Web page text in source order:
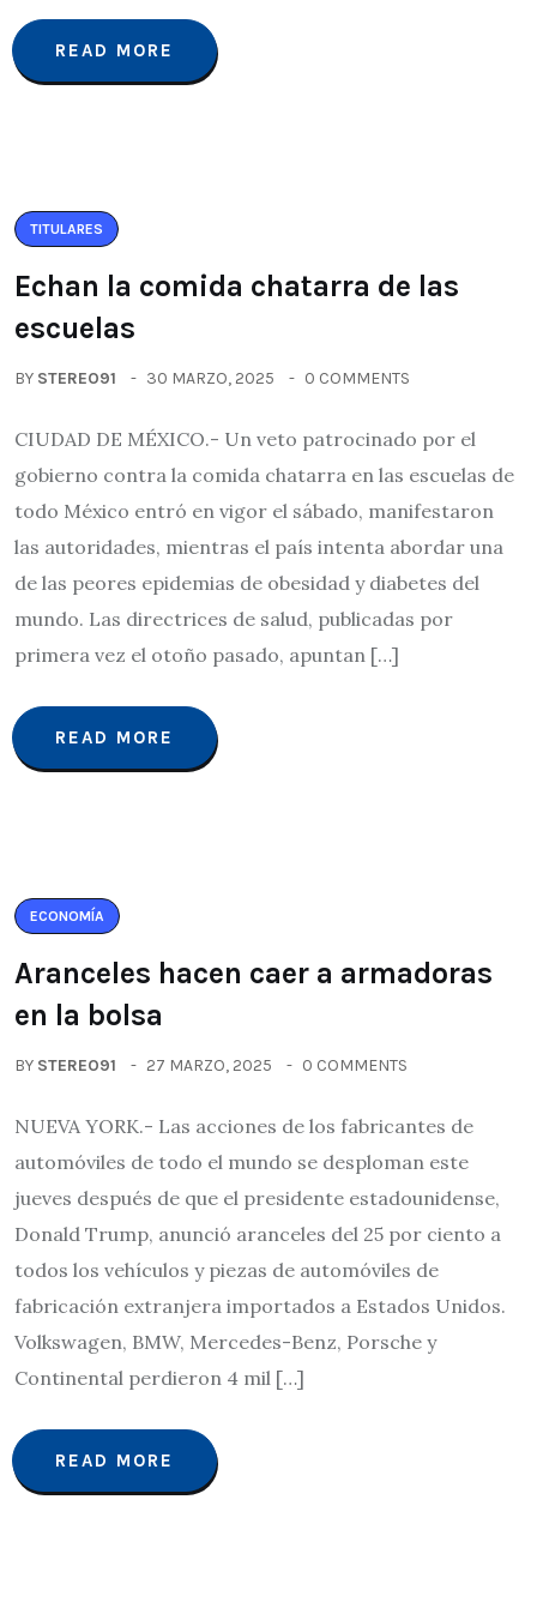
READ MORE
TITULARES
Echan la comida chatarra de las
escuelas
BY STEREO91 30 MARZO, 2025 0 COMMENTS
CIUDAD DE MÉXICO.- Un veto patrocinado por el
gobierno contra la comida chatarra en las escuelas de
todo México entró en vigor el sábado, manifestaron
las autoridades, mientras el país intenta abordar una
de las peores epidemias de obesidad y diabetes del
mundo. Las directrices de salud, publicadas por
primera vez el otoño pasado, apuntan […]
READ MORE
ECONOMÍA
Aranceles hacen caer a armadoras
en la bolsa
BY STEREO91 27 MARZO, 2025 0 COMMENTS
NUEVA YORK.- Las acciones de los fabricantes de
automóviles de todo el mundo se desploman este
jueves después de que el presidente estadounidense,
Donald Trump, anunció aranceles del 25 por ciento a
todos los vehículos y piezas de automóviles de
fabricación extranjera importados a Estados Unidos.
Volkswagen, BMW, Mercedes-Benz, Porsche y
Continental perdieron 4 mil […]
READ MORE